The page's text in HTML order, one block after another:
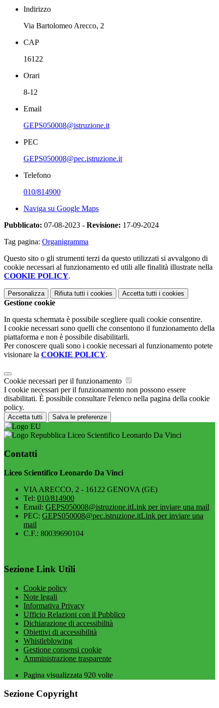
Indirizzo
Via Bartolomeo Arecco, 2
CAP
16122
Orari
8-12
Email
GEPS050008@istruzione.it
PEC
GEPS050008@pec.istruzione.it
Telefono
010/814900
Naviga su Google Maps
Pubblicato: 07-08-2023 - Revisione: 17-09-2024
Tag pagina: Organigramma
Questo sito o gli strumenti terzi da questo utilizzati si avvalgono di
cookie necessari al funzionamento ed utili alle finalità illustrate nella
COOKIE POLICY.
Personalizza Rifiuta tutti i cookies Accetta tutti i cookies
Gestione cookie
In questa schermata è possibile scegliere quali cookie consentire.
I cookie necessari sono quelli che consentono il funzionamento della
piattaforma e non è possibile disabilitarli.
Per conoscere quali sono i cookie necessari al funzionamento potete
visionare la COOKIE POLICY.
Cookie necessari per il funzionamento
I cookie necessari per il funzionamento non possono essere
disabilitati. È possibile consultare l'elenco nella pagina della cookie
policy.
Accetta tutti Salva le preferenze
Liceo Scientifico Leonardo Da Vinci
Contatti
Liceo Scientifico Leonardo Da Vinci
VIA ARECCO, 2 - 16122 GENOVA (GE)
Tel: 010/814900
Email: GEPS050008@istruzione.itLink per inviare una mail
PEC: GEPS050008@pec.istruzione.itLink per inviare una
mail
C.F.: 80039690104
Sezione Link Utili
Cookie policy
Note legali
Informativa Privacy
Ufficio Relazioni con il Pubblico
Dichiarazione di accessibilità
Obiettivi di accessibilità
Whistleblowing
Gestione consensi cookie
Amministrazione trasparente
Pagina visualizzata 920 volte
Sezione Copyright